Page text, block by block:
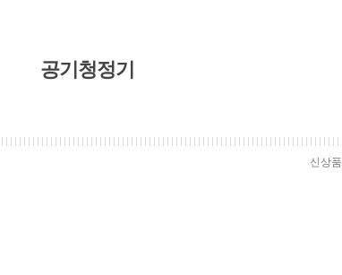
공기청정기
신상품